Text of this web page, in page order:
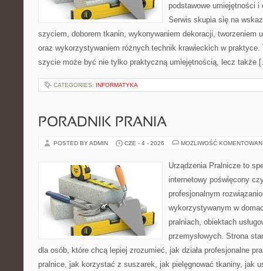
podstawowe umiejętności
Serwis skupia się na
szyciem, doborem tkanin, wykonywaniem dekoracji, tworzeniem
oraz wykorzystywaniem różnych technik krawieckich w
szycie może być nie tylko praktyczną umiejętnością, lecz także
CATEGORIES: INFORMATYKA
PORADNIK PRANIA
POSTED BY ADMIN CZE - 4 - 2026 MOŻLIWOŚĆ
Urządzenia Pralnicze to
internetowy poświęcony
profesjonalnym
wykorzystywanym w
pralniach, obiektach
przemysłowych. Strona
dla osób, które chcą lepiej zrozumieć, jak działa profesjonalne
pralnice, jak korzystać z suszarek, jak pielęgnować tkaniny, jak